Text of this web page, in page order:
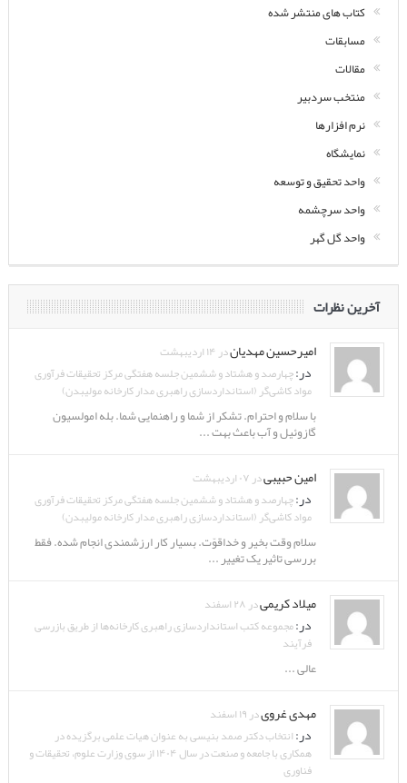
کتاب های منتشر شده
مسابقات
مقالات
منتخب سردبیر
نرم افزارها
نمایشگاه
واحد تحقیق و توسعه
واحد سرچشمه
واحد گل گهر
آخرین نظرات
امیرحسین مهدیاندر ۱۴ اردیبهشت
در:چهارصد و هشتاد و ششمین جلسه هفتگی مرکز تحقیقات فرآوری
مواد کاشی‌گر (استانداردسازی راهبری مدار کارخانه مولیبدن)
با سلام و احترام. تشکر از شما و راهنمایی شما. بله امولسیون
گازوئیل و آب باعث بهت ...
امین حبیبیدر ۰۷ اردیبهشت
در:چهارصد و هشتاد و ششمین جلسه هفتگی مرکز تحقیقات فرآوری
مواد کاشی‌گر (استانداردسازی راهبری مدار کارخانه مولیبدن)
سلام وقت بخیر و خداقوّت. بسیار کار ارزشمندی انجام شده. فقط
بررسی تاثیر یک تغییر ...
میلاد کریمیدر ۲۸ اسفند
در:مجموعه کتب استانداردسازی راهبری کارخانه‌ها از طریق بازرسی
فرآیند
عالی ...
مهدی غرویدر ۱۹ اسفند
در:انتخاب دکتر صمد بنیسی به عنوان هیات علمی برگزیده در
همکاری با جامعه و صنعت در سال ۱۴۰۴ از سوی وزارت علوم، تحقیقات و
فناوری